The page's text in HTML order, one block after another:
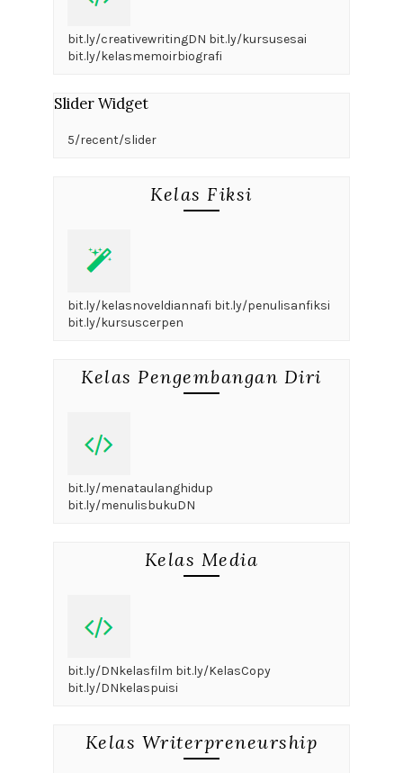
bit.ly/creativewritingDN bit.ly/kursusesai
bit.ly/kelasmemoirbiografi
Slider Widget
5/recent/slider
Kelas Fiksi
bit.ly/kelasnoveldiannafi bit.ly/penulisanfiksi
bit.ly/kursuscerpen
Kelas Pengembangan Diri
bit.ly/menataulanghidup
bit.ly/menulisbukuDN
Kelas Media
bit.ly/DNkelasfilm bit.ly/KelasCopy
bit.ly/DNkelaspuisi
Kelas Writerpreneurship